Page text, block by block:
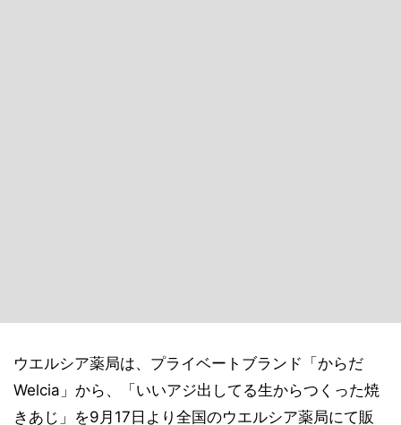
ウエルシア薬局は、プライベートブランド「からだ
Welcia」から、「いいアジ出してる生からつくった焼
きあじ」を9月17日より全国のウエルシア薬局にて販